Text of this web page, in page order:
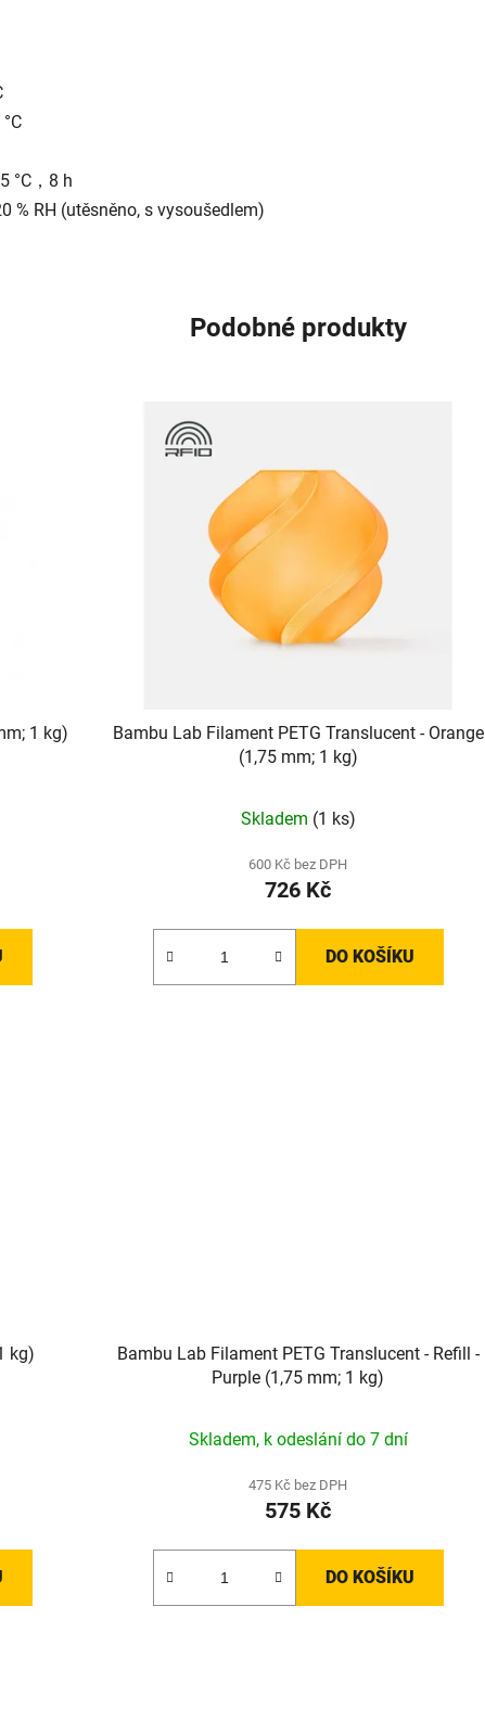
°C，8 h
% RH (utěsněno, s vysoušedlem)
Podobné produkty
1 kg)
Bambu Lab Filament PETG Translucent - Orange
(1,75 mm; 1 kg)
Skladem (1 ks)
600 Kč bez DPH
726 Kč
DO KOŠÍKU
kg)
Bambu Lab Filament PETG Translucent - Refill -
Purple (1,75 mm; 1 kg)
Skladem, k odeslání do 7 dní
475 Kč bez DPH
575 Kč
DO KOŠÍKU